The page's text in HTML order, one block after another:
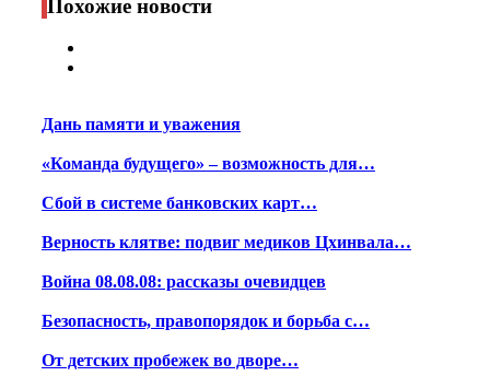
Похожие новости
Дань памяти и уважения
«Команда будущего» – возможность для…
Сбой в системе банковских карт…
Верность клятве: подвиг медиков Цхинвала…
Война 08.08.08: рассказы очевидцев
Безопасность, правопорядок и борьба с…
От детских пробежек во дворе…